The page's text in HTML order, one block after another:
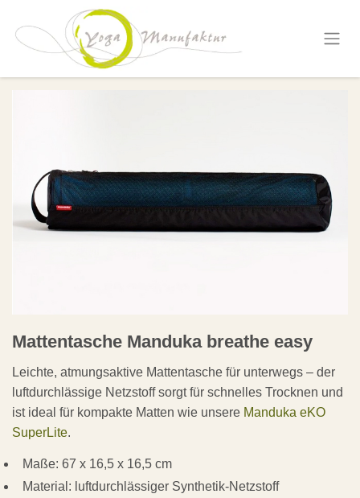
Zum Inhalt springen
Mattentasche Manduka breathe easy
Leichte, atmungsaktive Mattentasche für unterwegs – der
luftdurchlässige Netzstoff sorgt für schnelles Trocknen und
ist ideal für kompakte Matten wie unsere Manduka eKO
SuperLite.
Maße: 67 x 16,5 x 16,5 cm
Material: luftdurchlässiger Synthetik-Netzstoff